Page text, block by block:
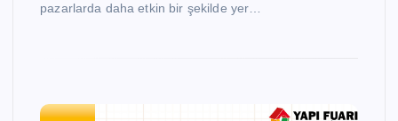
pazarlarda daha etkin bir şekilde yer…